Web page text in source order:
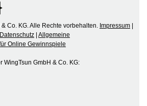
Co. KG. Alle Rechte vorbehalten. Impressum |
Datenschutz | Allgemeine
Online Gewinnspiele
WingTsun GmbH & Co. KG: